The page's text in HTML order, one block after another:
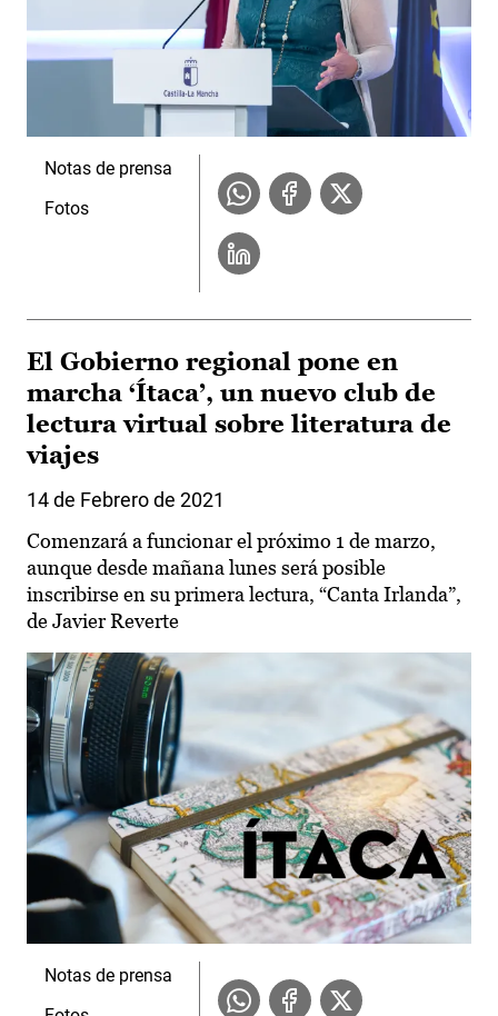
Notas de prensa
Fotos
El Gobierno regional pone en
marcha ‘Ítaca’, un nuevo club de
lectura virtual sobre literatura de
viajes
14 de Febrero de 2021
Comenzará a funcionar el próximo 1 de marzo,
aunque desde mañana lunes será posible
inscribirse en su primera lectura, “Canta Irlanda”,
de Javier Reverte
Notas de prensa